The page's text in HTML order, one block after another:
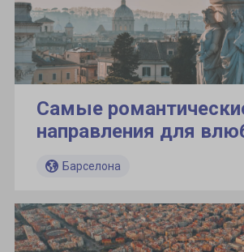
Самые
направления для
Барселона